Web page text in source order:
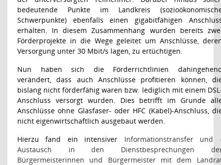
bedeutende Punkte im Landkreis
Schwerpunkte) ebenfalls einen gigabitfähigen
erhalten. In diesem Zusammenhang wurden bereits
Förderprojekte in die Wege geleitet um Anschlüsse,
Versorgung unter 30 Mbit/s lagen, zu ertüchtigen.
Nun haben sich die Förderrichtlinien
verändert, dass auch Anschlüsse profitieren können,
bislang nicht förderfähig waren bzw. lediglich mit einem
Anschluss versorgt wurden. Dies betrifft im Grunde
Anschlüsse ohne Glasfaser- oder HFC (Kabel)-Anschluss,
nicht eigenwirtschaftlich ausgebaut werden.
Hierzu fand ein intensiver Informationstransfer und
Austausch in den Dienstbesprechungen
Bürgermeisterinnen und Bürgermeister mit dem